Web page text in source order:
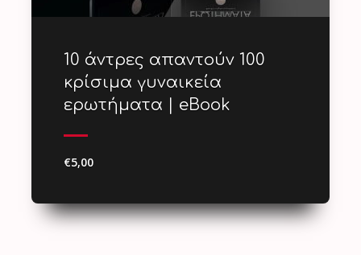
10 άντρες απαντούν 100
κρίσιμα γυναικεία
ερωτήματα | eBook
€5,00